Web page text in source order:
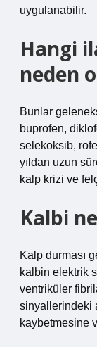
uygulanabilir.
Hangi
neden
Bunlar
buprofen,
selekoksib,
yıldan uzun
kalp krizi ve
Kalbi
Kalp durması
kalbin elektrik
ventriküler
sinyallerindeki
kaybetmesine